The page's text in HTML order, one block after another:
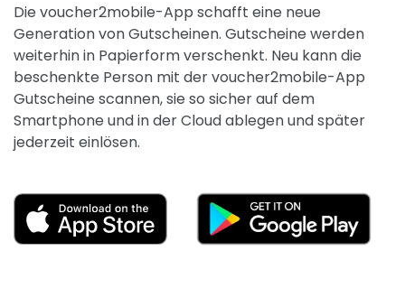
Die voucher2mobile-App schafft eine neue
Generation von Gutscheinen. Gutscheine werden
weiterhin in Papierform verschenkt. Neu kann die
beschenkte Person mit der voucher2mobile-App
Gutscheine scannen, sie so sicher auf dem
Smartphone und in der Cloud ablegen und später
jederzeit einlösen.